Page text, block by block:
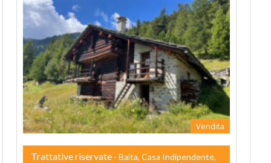
Vendita
Trattative riservate - Baita, Casa Indipendente,